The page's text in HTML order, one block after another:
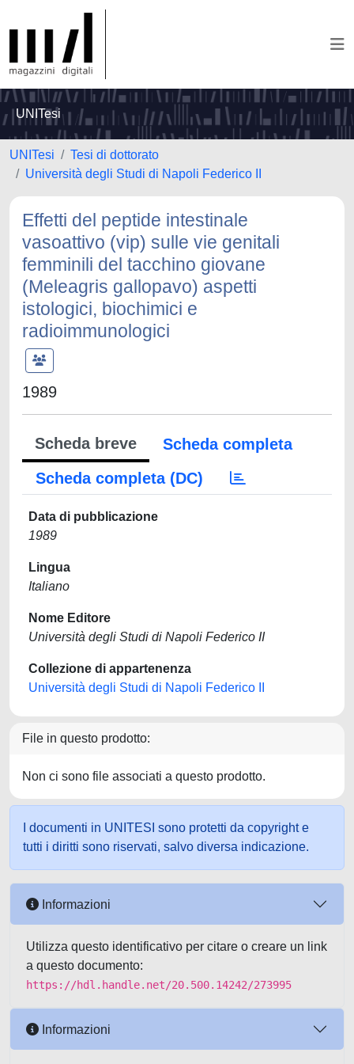
UNITesi
UNITesi
Tesi di dottorato
Università degli Studi di Napoli Federico II
Effetti del peptide intestinale
vasoattivo (vip) sulle vie genitali
femminili del tacchino giovane
(Meleagris gallopavo) aspetti
istologici, biochimici e
radioimmunologici
1989
Scheda breve
Scheda completa
Scheda completa (DC)
Data di pubblicazione
1989
Lingua
Italiano
Nome Editore
Università degli Studi di Napoli Federico II
Collezione di appartenenza
Università degli Studi di Napoli Federico II
File in questo prodotto:
Non ci sono file associati a questo prodotto.
I documenti in UNITESI sono protetti da copyright e
tutti i diritti sono riservati, salvo diversa indicazione.
Informazioni
Utilizza questo identificativo per citare o creare un link
a questo documento:
https://hdl.handle.net/20.500.14242/273995
Informazioni